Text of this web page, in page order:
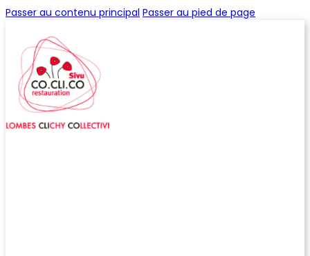
Passer au contenu principal Passer au pied de page